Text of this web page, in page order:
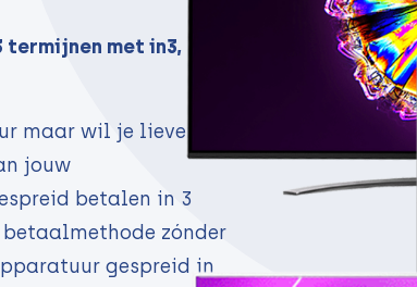
met in3,
maar wil je liever
jouw
betalen in 3
zónder
gespreid in